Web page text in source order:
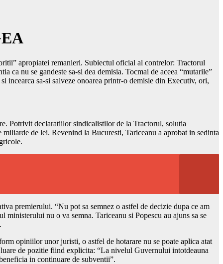
apropiatei remanieri. Subiectul oficial al contrelor: Tractorul
ca nu se gandeste sa-si dea demisia. Tocmai de aceea “mutarile”
incearca sa-si salveze onoarea printr-o demisie din Executiv, ori,
Potrivit declaratiilor sindicalistilor de la Tractorul, solutia
de lei. Revenind la Bucuresti, Tariceanu a aprobat in sedinta
premierului. “Nu pot sa semnez o astfel de decizie dupa ce am
nu o va semna. Tariceanu si Popescu au ajuns sa se
opiniilor unor juristi, o astfel de hotarare nu se poate aplica atat
de pozitie fiind explicita: “La nivelul Guvernului intotdeauna
in continuare de subventii”.